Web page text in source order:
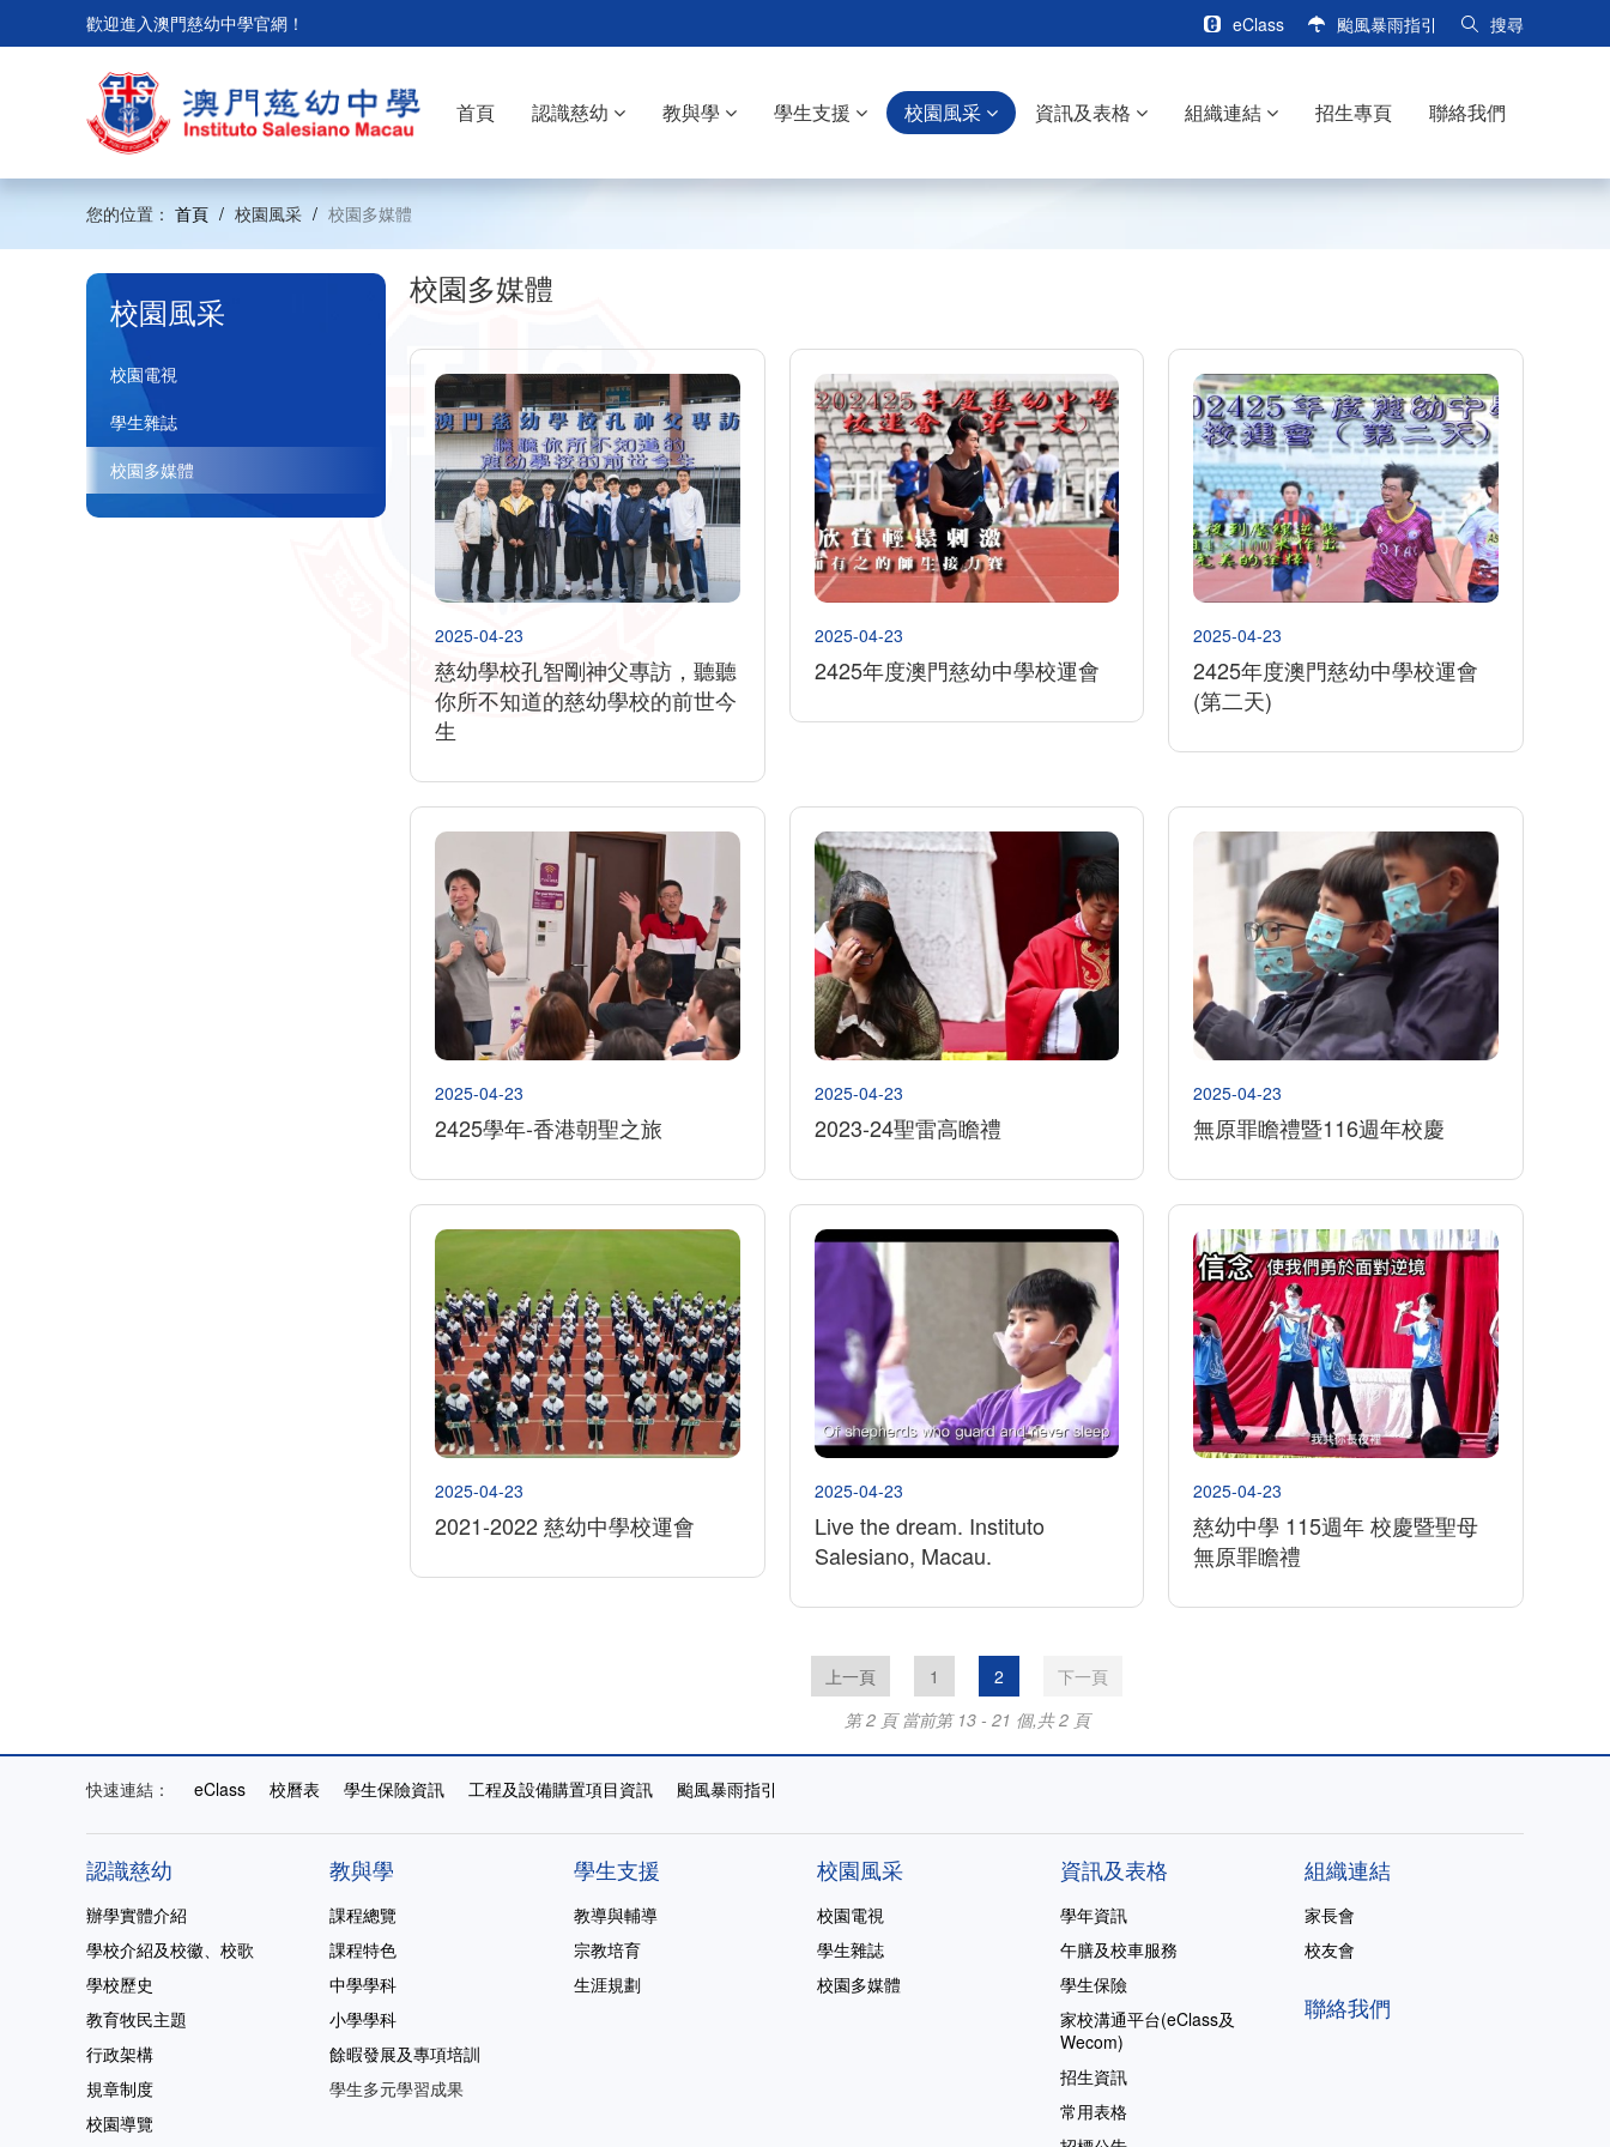
歡迎進入澳門慈幼中學官網！ eClass 颱風暴雨指引 搜尋
首頁 認識慈幼 教與學 學生支援 校園風采 資訊及表格 組織連結 招生專頁 聯絡我們
您的位置： 首頁 / 校園風采 / 校園多媒體
校園風采
校園電視
學生雜誌
校園多媒體
校園多媒體
2025-04-23
慈幼學校孔智剛神父專訪，聽聽
你所不知道的慈幼學校的前世今
生
2025-04-23
2425年度澳門慈幼中學校運會
2025-04-23
2425年度澳門慈幼中學校運會
(第二天)
2025-04-23
2425學年-香港朝聖之旅
2025-04-23
2023-24聖雷高瞻禮
2025-04-23
無原罪瞻禮暨116週年校慶
2025-04-23
2021-2022 慈幼中學校運會
2025-04-23
Live the dream. Instituto
Salesiano, Macau.
2025-04-23
慈幼中學 115週年 校慶暨聖母
無原罪瞻禮
上一頁 1 2
下一頁
第 2 頁 當前第 13 - 21 個,共 2 頁
快速連結： eClass 校曆表 學生保險資訊 工程及設備購置項目資訊 颱風暴雨指引
認識慈幼
辦學實體介紹
學校介紹及校徽、校歌
學校歷史
教育牧民主題
行政架構
規章制度
校園導覽
教與學
課程總覽
課程特色
中學學科
小學學科
餘暇發展及專項培訓
學生多元學習成果
學生支援
教導與輔導
宗教培育
生涯規劃
校園風采
校園電視
學生雜誌
校園多媒體
資訊及表格
學年資訊
午膳及校車服務
學生保險
家校溝通平台(eClass及
Wecom)
招生資訊
常用表格
組織連結
家長會
校友會
聯絡我們